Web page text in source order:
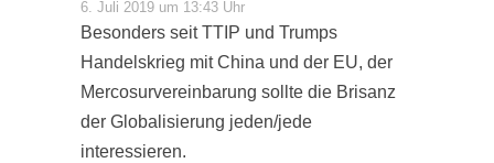
6. Juli 2019 um 13:43 Uhr
Besonders seit TTIP und Trumps
Handelskrieg mit China und der EU, der
Mercosurvereinbarung sollte die Brisanz
der Globalisierung jeden/jede
interessieren.